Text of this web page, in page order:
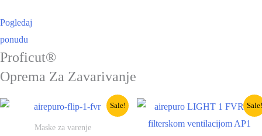
Pogledaj
ponudu
Proficut®
Oprema Za Zavarivanje
Sale!
Maske za varenje
Sale!